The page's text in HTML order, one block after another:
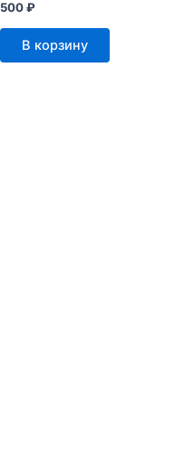
500₽
В корзину